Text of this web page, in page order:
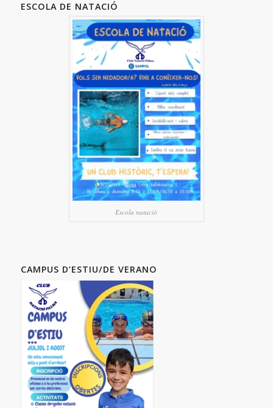
ESCOLA DE NATACIÓ
Escola natació
CAMPUS D’ESTIU/DE VERANO